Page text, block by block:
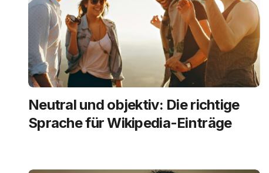
Neutral und objektiv: Die richtige
Sprache für Wikipedia-Einträge